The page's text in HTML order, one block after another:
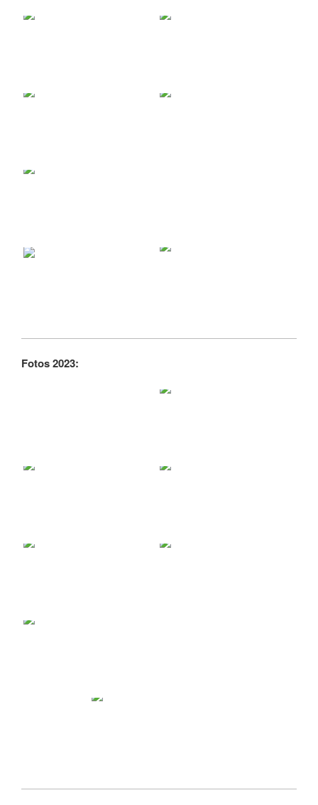
Fotos 2023: